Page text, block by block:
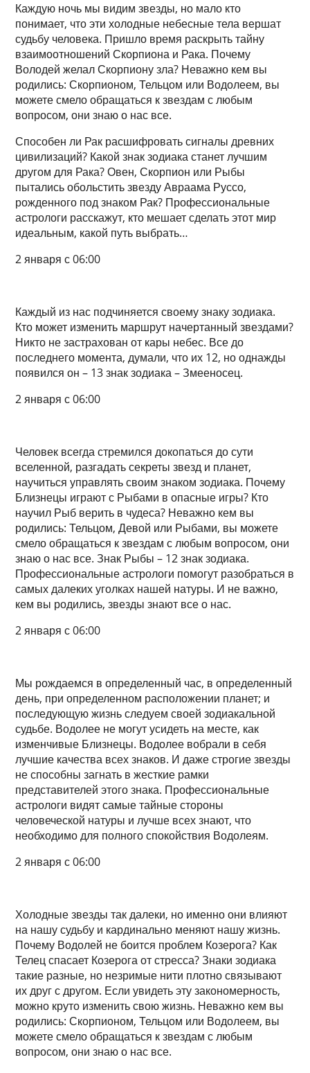
Каждую ночь мы видим звезды, но мало кто
понимает, что эти холодные небесные тела вершат
судьбу человека. Пришло время раскрыть тайну
взаимоотношений Скорпиона и Рака. Почему
Володей желал Скорпиону зла? Неважно кем вы
родились: Скорпионом, Тельцом или Водолеем, вы
можете смело обращаться к звездам с любым
вопросом, они знаю о нас все.
Способен ли Рак расшифровать сигналы древних
цивилизаций? Какой знак зодиака станет лучшим
другом для Рака? Овен, Скорпион или Рыбы
пытались обольстить звезду Авраама Руссо,
рожденного под знаком Рак? Профессиональные
астрологи расскажут, кто мешает сделать этот мир
идеальным, какой путь выбрать…
2 января с 06:00
Каждый из нас подчиняется своему знаку зодиака.
Кто может изменить маршрут начертанный звездами?
Никто не застрахован от кары небес. Все до
последнего момента, думали, что их 12, но однажды
появился он – 13 знак зодиака – Змееносец.
2 января с 06:00
Человек всегда стремился докопаться до сути
вселенной, разгадать секреты звезд и планет,
научиться управлять своим знаком зодиака. Почему
Близнецы играют с Рыбами в опасные игры? Кто
научил Рыб верить в чудеса? Неважно кем вы
родились: Тельцом, Девой или Рыбами, вы можете
смело обращаться к звездам с любым вопросом, они
знаю о нас все. Знак Рыбы – 12 знак зодиака.
Профессиональные астрологи помогут разобраться в
самых далеких уголках нашей натуры. И не важно,
кем вы родились, звезды знают все о нас.
2 января с 06:00
Мы рождаемся в определенный час, в определенный
день, при определенном расположении планет; и
последующую жизнь следуем своей зодиакальной
судьбе. Водолее не могут усидеть на месте, как
изменчивые Близнецы. Водолее вобрали в себя
лучшие качества всех знаков. И даже строгие звезды
не способны загнать в жесткие рамки
представителей этого знака. Профессиональные
астрологи видят самые тайные стороны
человеческой натуры и лучше всех знают, что
необходимо для полного спокойствия Водолеям.
2 января с 06:00
Холодные звезды так далеки, но именно они влияют
на нашу судьбу и кардинально меняют нашу жизнь.
Почему Водолей не боится проблем Козерога? Как
Телец спасает Козерога от стресса? Знаки зодиака
такие разные, но незримые нити плотно связывают
их друг с другом. Если увидеть эту закономерность,
можно круто изменить свою жизнь. Неважно кем вы
родились: Скорпионом, Тельцом или Водолеем, вы
можете смело обращаться к звездам с любым
вопросом, они знаю о нас все.